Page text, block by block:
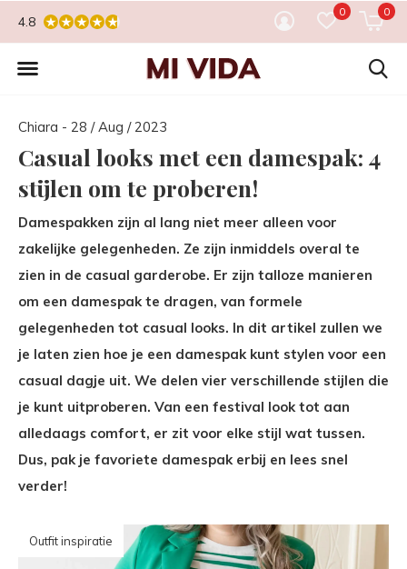
0 0
4.8
Chiara - 28 / Aug / 2023
Casual looks met een damespak: 4
stijlen om te proberen!
Damespakken zijn al lang niet meer alleen voor
zakelijke gelegenheden. Ze zijn inmiddels overal te
zien in de casual garderobe. Er zijn talloze manieren
om een damespak te dragen, van formele
gelegenheden tot casual looks. In dit artikel zullen we
je laten zien hoe je een damespak kunt stylen voor een
casual dagje uit. We delen vier verschillende stijlen die
je kunt uitproberen. Van een festival look tot aan
alledaags comfort, er zit voor elke stijl wat tussen.
Dus, pak je favoriete damespak erbij en lees snel
verder!
Outfit inspiratie